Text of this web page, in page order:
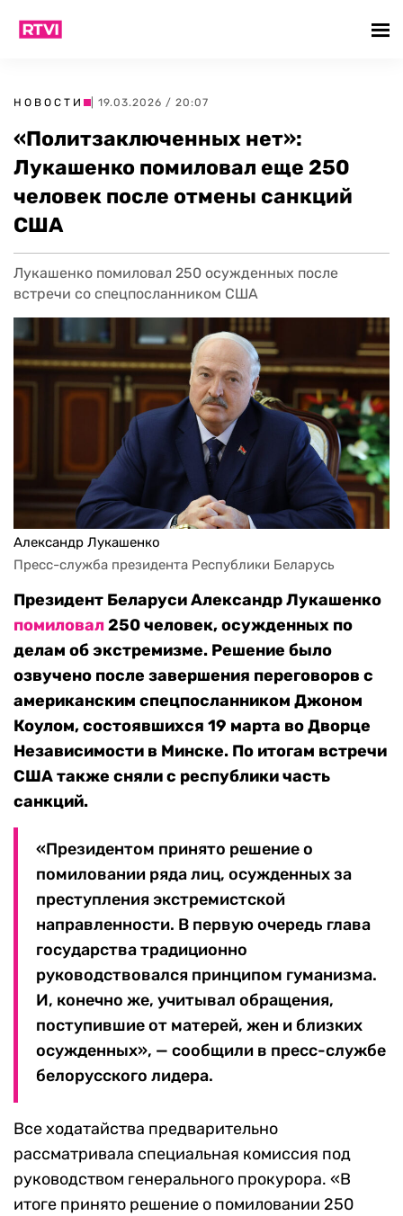
НОВОСТИ | 19.03.2026 / 20:07
«Политзаключенных нет»:
Лукашенко помиловал еще 250
человек после отмены санкций
США
Лукашенко помиловал 250 осужденных после
встречи со спецпосланником США
Александр Лукашенко
Пресс-служба президента Республики Беларусь
Президент Беларуси Александр Лукашенко
помиловал250 человек, осужденных по
делам об экстремизме. Решение было
озвучено после завершения переговоров с
американским спецпосланником Джоном
Коулом, состоявшихся 19 марта во Дворце
Независимости в Минске. По итогам встречи
США также сняли с республики часть
санкций.
«Президентом принято решение о
помиловании ряда лиц, осужденных за
преступления экстремистской
направленности. В первую очередь глава
государства традиционно
руководствовался принципом гуманизма.
И, конечно же, учитывал обращения,
поступившие от матерей, жен и близких
осужденных», — сообщили в пресс-службе
белорусского лидера.
Все ходатайства предварительно
рассматривала специальная комиссия под
руководством генерального прокурора. «В
итоге принято решение о помиловании 250